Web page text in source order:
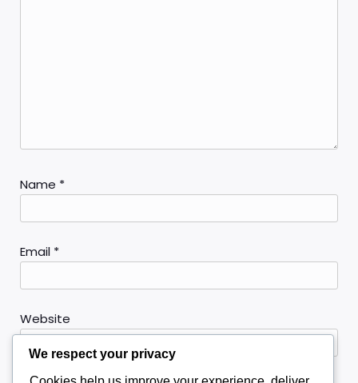
Name *
Email *
Website
We respect your privacy